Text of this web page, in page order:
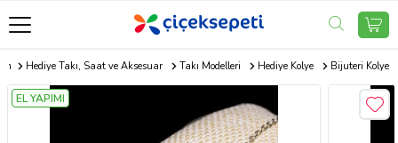
Hediye Takı, Saat ve Aksesuar Takı Modelleri Hediye Kolye Bijuteri Kolye
EL YAPIMI